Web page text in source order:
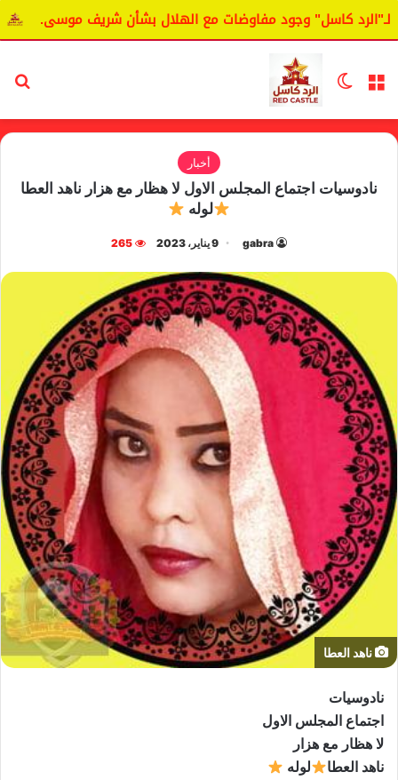
كاسل" وجود مفاوضات مع الهلال بشأن شريف موسى.
القائمة الوضع المظلم
أخبار
نادوسيات اجتماع المجلس الاول لا هظار مع هزار ناهد العطا
لوله
gabra 9 يناير، 2023 265
ناهد العطا
نادوسيات
اجتماع المجلس الاول
لا هظار مع هزار
ناهد العطا
لوله